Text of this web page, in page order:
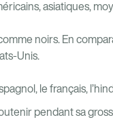
asiatiques,
noirs. En
Unis.
le français,
pendant sa